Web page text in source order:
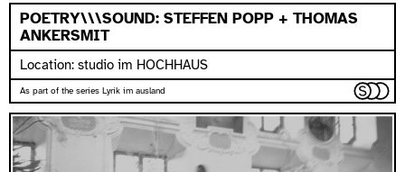
POETRY\\\SOUND: STEFFEN POPP + THOMAS
ANKERSMIT
Location: studio im HOCHHAUS
As part of the series Lyrik im ausland